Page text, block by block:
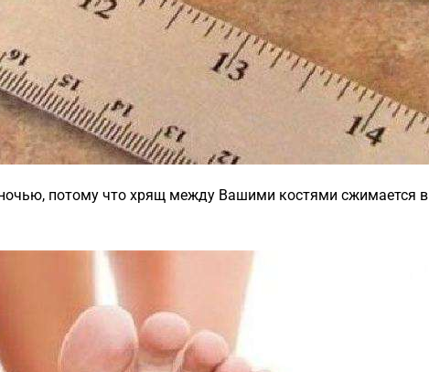
потому что хрящ между Вашими костями сжимается в